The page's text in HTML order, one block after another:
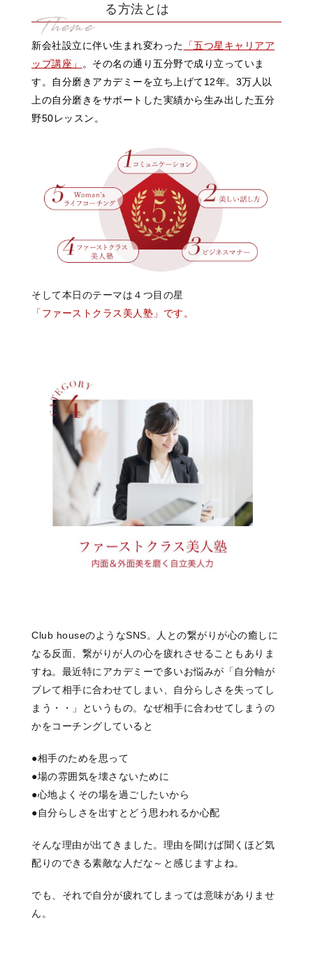
る方法とは
新会社設立に伴い生まれ変わった 「五つ星キャリアア
ップ講座」 。その名の通り五分野で成り立っていま
す。
自分磨きアカデミーを立ち上げて12年。 3万人以
上の自分磨きをサポートした実績から生み出した五分
野50レッスン。
そして本日のテーマは ４つ目の星
「ファーストクラス美人塾」です。
Club houseのようなSNS。
人との繋がりが心の癒しに
なる反面、 繋がりが人の心を疲れさせることもありま
すね。 最近特にアカデミーで多いお悩みが 「自分軸が
ブレて相手に合わせてしまい、
自分らしさを失ってし
まう・・」
というもの。 なぜ相手に合わせてしまうの
かをコーチングしていると
●相手のためを思って
●場の雰囲気を壊さないために
●心地よくその場を過ごしたいから
●自分らしさを出すとどう思われるか心配
そんな理由が出てきました。 理由を聞けば聞くほど気
配りのできる素敵な人だな～と感じますよね。
でも、それで自分が疲れてしまっては意味がありませ
ん。